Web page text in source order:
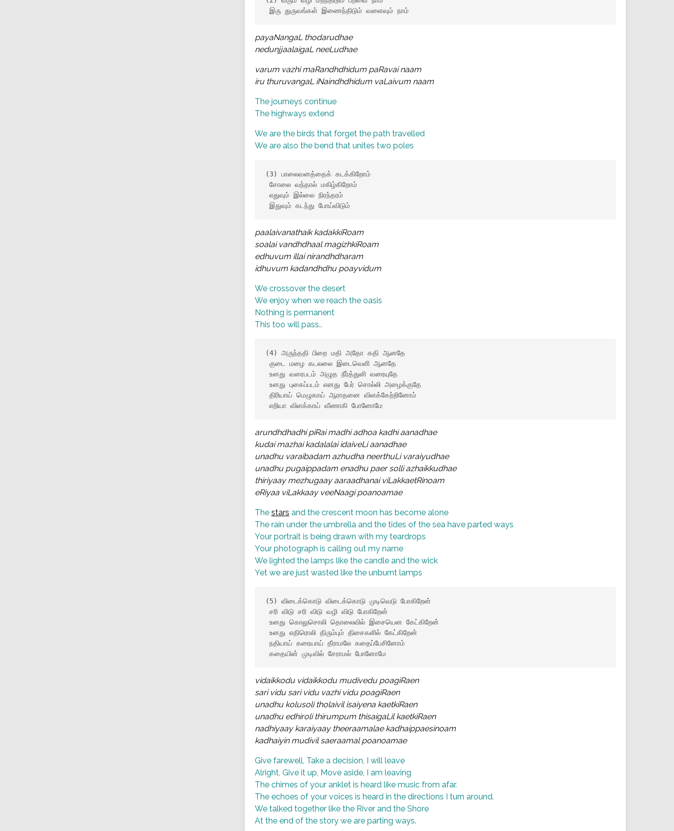
இரு துருவங்கள் இணைந்திடும் வளைவும் நாம்
payaNangaL thodarudhae
nedunjjaalaigaL neeLudhae
varum vazhi maRandhdhidum paRavai naam
iru thuruvangaL iNaindhdhidum vaLaivum naam
The journeys continue
The highways extend
We are the birds that forget the path travelled
We are also the bend that unites two poles
(3) பாலைவனத்தைக் கடக்கிறோம்
சோலை வந்தால் மகிழ்கிறோம்
எதுவும் இல்லை நிரந்தரம்
இதுவும் கடந்து போய்விடும்
paalaivanathaik kadakkiRoam
soalai vandhdhaal magizhkiRoam
edhuvum illai nirandhdharam
idhuvum kadandhdhu poayvidum
We crossover the desert
We enjoy when we reach the oasis
Nothing is permanent
This too will pass..
(4) அருந்ததி பிறை மதி அதோ கதி ஆனதே
குடை மழை கடலலை இடைவெளி ஆனதே
உனது வரைபடம் அழுத நீர்த்துளி வரையுதே
உனது புகைப்படம் எனது பேர் சொல்லி அழைக்குதே
திரியாய் மெழுகாய் ஆராதனை விளக்கேற்றினோம்
எறியா விளக்காய் வீணாகி போனோமே
arundhdhadhi piRai madhi adhoa kadhi aanadhae
kudai mazhai kadalalai idaiveLi aanadhae
unadhu varaibadam azhudha neerthuLi varaiyudhae
unadhu pugaippadam enadhu paer solli azhaikkudhae
thiriyaay mezhugaay aaraadhanai viLakkaetRinoam
eRiyaa viLakkaay veeNaagi poanoamae
Thestars and the crescent moon has become alone
The rain under the umbrella and the tides of the sea have parted ways
Your portrait is being drawn with my teardrops
Your photograph is calling out my name
We lighted the lamps like the candle and the wick
Yet we are just wasted like the unburnt lamps
(5) விடைக்கொடு விடைக்கொடு முடிவெடு போகிறேன்
சரி விடு சரி விடு வழி விடு போகிறேன்
உனது கொலுசொலி தொலைவில் இசையென கேட்கிறேன்
உனது எதிரொலி திரும்பும் திசைகளில் கேட்கிறேன்
நதியாய் கரையாய் தீராமலே கதைப்பேசினோம்
கதையின் முடிவில் சேராமல் போனோமே
vidaikkodu vidaikkodu mudivedu poagiRaen
sari vidu sari vidu vazhi vidu poagiRaen
unadhu kolusoli tholaivil isaiyena kaetkiRaen
unadhu edhiroli thirumpum thisaigaLil kaetkiRaen
nadhiyaay karaiyaay theeraamalae kadhaippaesinoam
kadhaiyin mudivil saeraamal poanoamae
Give farewell, Take a decision, I will leave
Alright, Give it up, Move aside, I am leaving
The chimes of your anklet is heard like music from afar.
The echoes of your voices is heard in the directions I turn around.
We talked together like the River and the Shore
At the end of the story we are parting ways.